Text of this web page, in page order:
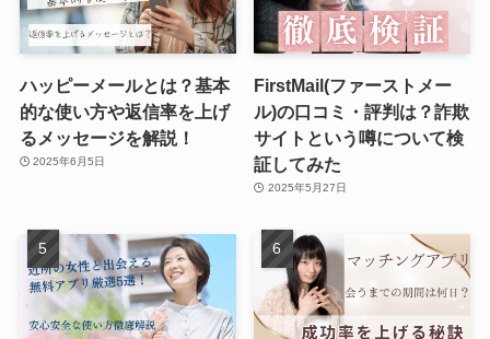
ハッピーメールとは？基本
的な使い方や返信率を上げ
るメッセージを解説！
2025年6月5日
FirstMail(ファーストメー
ル)の口コミ・評判は？詐欺
サイトという噂について検
証してみた
2025年5月27日